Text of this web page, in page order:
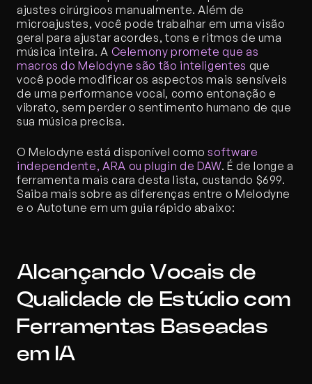
ajustes cirúrgicos manualmente. Além de
microajustes, você pode trabalhar em uma visão
geral para ajustar acordes, tons e ritmos de uma
música inteira. A Celemony promete que as
macros do Melodyne são tão inteligentes que
você pode modificar os aspectos mais sensíveis
de uma performance vocal, como entonação e
vibrato, sem perder o sentimento humano de que
sua música precisa.
O Melodyne está disponível como software
independente, ARA ou plugin de DAW. É de longe a
ferramenta mais cara desta lista, custando $699.
Saiba mais sobre as diferenças entre o Melodyne
e o Autotune em um guia rápido abaixo:
Alcançando Vocais de
Qualidade de Estúdio com
Ferramentas Baseadas
em IA